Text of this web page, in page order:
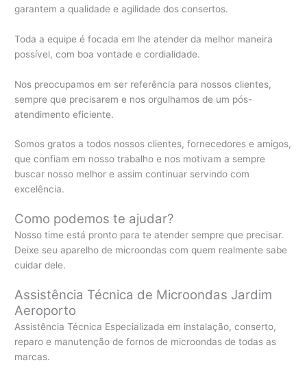
garantem a qualidade e agilidade dos consertos.
Toda a equipe é focada em lhe atender da melhor maneira
possível, com boa vontade e cordialidade.
Nos preocupamos em ser referência para nossos clientes,
sempre que precisarem e nos orgulhamos de um pós-
atendimento eficiente.
Somos gratos a todos nossos clientes, fornecedores e amigos,
que confiam em nosso trabalho e nos motivam a sempre
buscar nosso melhor e assim continuar servindo com
excelência.
Como podemos te ajudar?
Nosso time está pronto para te atender sempre que precisar.
Deixe seu aparelho de microondas com quem realmente sabe
cuidar dele.
Assistência Técnica de Microondas Jardim
Aeroporto
Assistência Técnica Especializada em instalação, conserto,
reparo e manutenção de fornos de microondas de todas as
marcas.